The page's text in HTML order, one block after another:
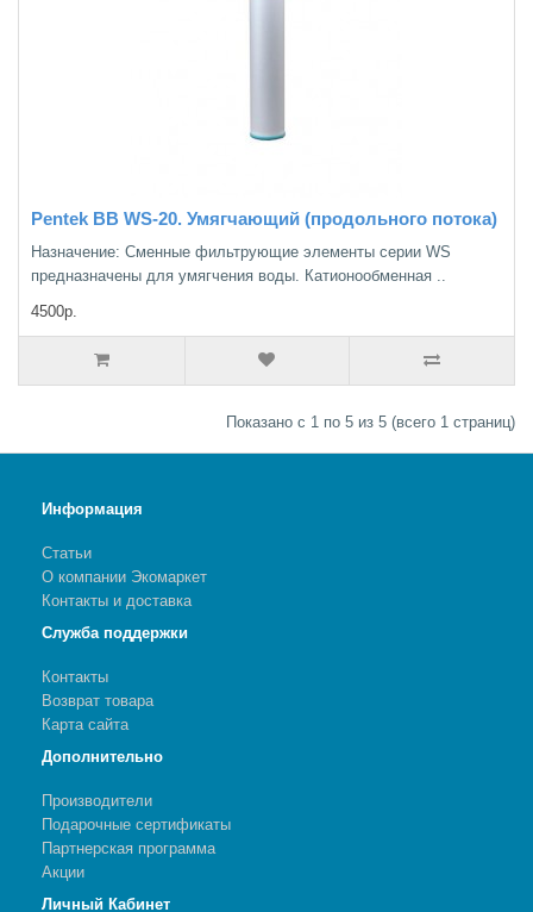
Pentek BB WS-20. Умягчающий (продольного потока)
Назначение: Сменные фильтрующие элементы серии WS
предназначены для умягчения воды. Катионообменная ..
4500р.
Показано с 1 по 5 из 5 (всего 1 страниц)
Информация
Статьи
О компании Экомаркет
Контакты и доставка
Служба поддержки
Контакты
Возврат товара
Карта сайта
Дополнительно
Производители
Подарочные сертификаты
Партнерская программа
Акции
Личный Кабинет